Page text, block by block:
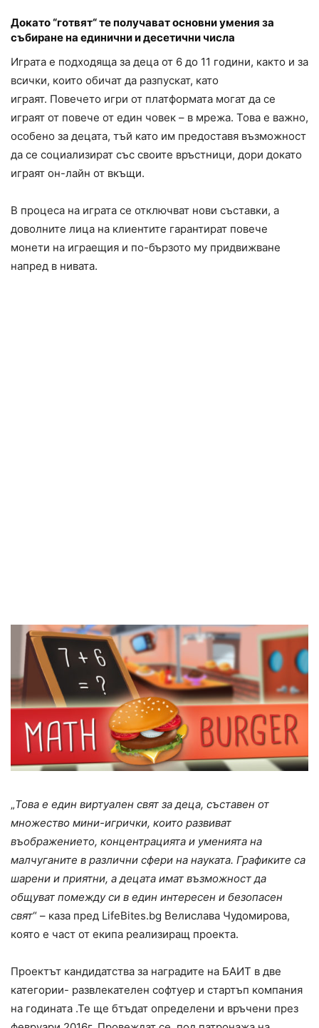
Докато “готвят“ те получават основни умения за
събиране на единични и десетични числа
Играта е подходяща за деца от 6 до 11 години, както и за
всички, които обичат да разпускат, като
играят. Повечето игри от платформата могат да се
играят от повече от един човек – в мрежа. Това е важно,
особено за децата, тъй като им предоставя възможност
да се социализират със своите връстници, дори докато
играят он-лайн от вкъщи.
В процеса на играта се отключват нови съставки, а
доволните лица на клиентите гарантират повече
монети на играещия и по-бързото му придвижване
напред в нивата.
„Това е един виртуален свят за деца, съставен от
множество мини-игрички, които развиват
въображението, концентрацията и уменията на
малчуганите в различни сфери на науката. Графиките са
шарени и приятни, а децата имат възможност да
общуват помежду си в един интересен и безопасен
свят“ – каза пред LifeBites.bg Велислава Чудомирова,
която е част от екипа реализиращ проекта.
Проектът кандидатства за наградите на БАИТ в две
категории- развлекателен софтуер и стартъп компания
на годината .Те ще бтъдат определени и връчени през